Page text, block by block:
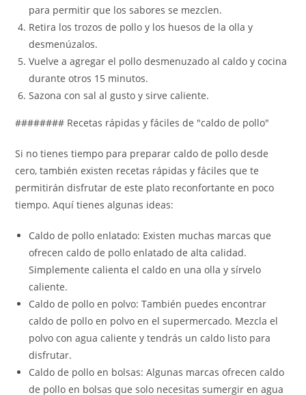
para permitir que los sabores se mezclen.
Retira los trozos de pollo y los huesos de la olla y
desmenúzalos.
Vuelve a agregar el pollo desmenuzado al caldo y cocina
durante otros 15 minutos.
Sazona con sal al gusto y sirve caliente.
######## Recetas rápidas y fáciles de "caldo de pollo"
Si no tienes tiempo para preparar caldo de pollo desde
cero, también existen recetas rápidas y fáciles que te
permitirán disfrutar de este plato reconfortante en poco
tiempo. Aquí tienes algunas ideas:
Caldo de pollo enlatado: Existen muchas marcas que
ofrecen caldo de pollo enlatado de alta calidad.
Simplemente calienta el caldo en una olla y sírvelo
caliente.
Caldo de pollo en polvo: También puedes encontrar
caldo de pollo en polvo en el supermercado. Mezcla el
polvo con agua caliente y tendrás un caldo listo para
disfrutar.
Caldo de pollo en bolsas: Algunas marcas ofrecen caldo
de pollo en bolsas que solo necesitas sumergir en agua